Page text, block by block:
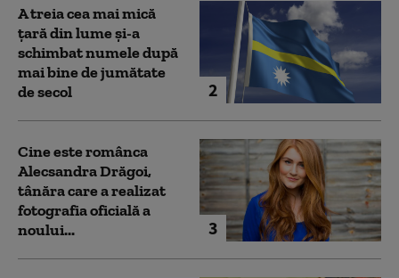
2
A treia cea mai mică
țară din lume și-a
schimbat numele după
mai bine de jumătate
de secol
3
Cine este românca
Alecsandra Drăgoi,
tânăra care a realizat
fotografia oficială a
noului...